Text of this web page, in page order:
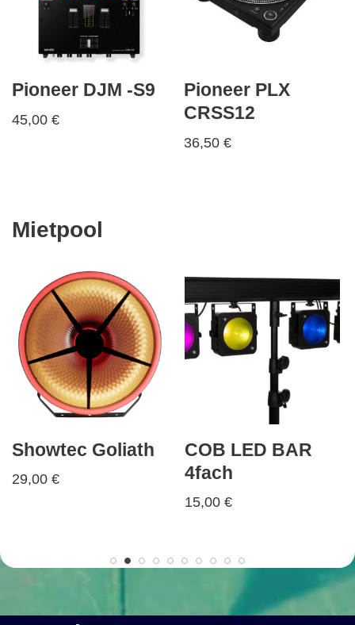
Pioneer DJM -S9
45,00 €
Pioneer PLX
CRSS12
36,50€
Mietpool
Showtec Goliath
29,00 €
COB LED BAR
4fach
15,00 €